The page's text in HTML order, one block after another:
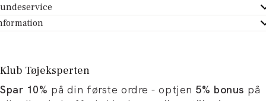
- Hjælpecenter
dit køb
Tøjeksperten
og artikler
Klub Tøjeksperten
Spar 10% på din første ordre - optjen 5% bonus på